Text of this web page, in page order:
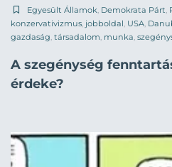
Egyesült Államok, Demokrata Párt,
konzervativizmus, jobboldal, USA,
gazdaság, társadalom, munka,
A szegénység
érdeke?